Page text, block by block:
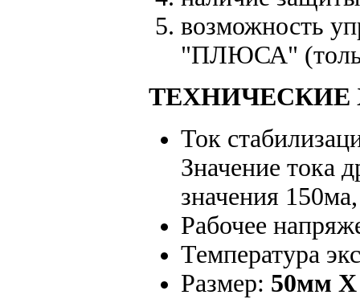
возможность
"ПЛЮСА"
ТЕХНИЧЕСКИЕ
Ток
Значение тока
значения
Рабочее
Температура
Размер: 50мм